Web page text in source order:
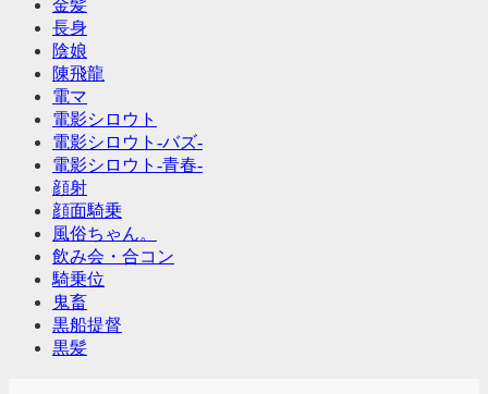
金髪
長身
陰娘
陳飛龍
電マ
電影シロウト
電影シロウト-バズ-
電影シロウト-青春-
顔射
顔面騎乗
風俗ちゃん。
飲み会・合コン
騎乗位
鬼畜
黒船提督
黒髪